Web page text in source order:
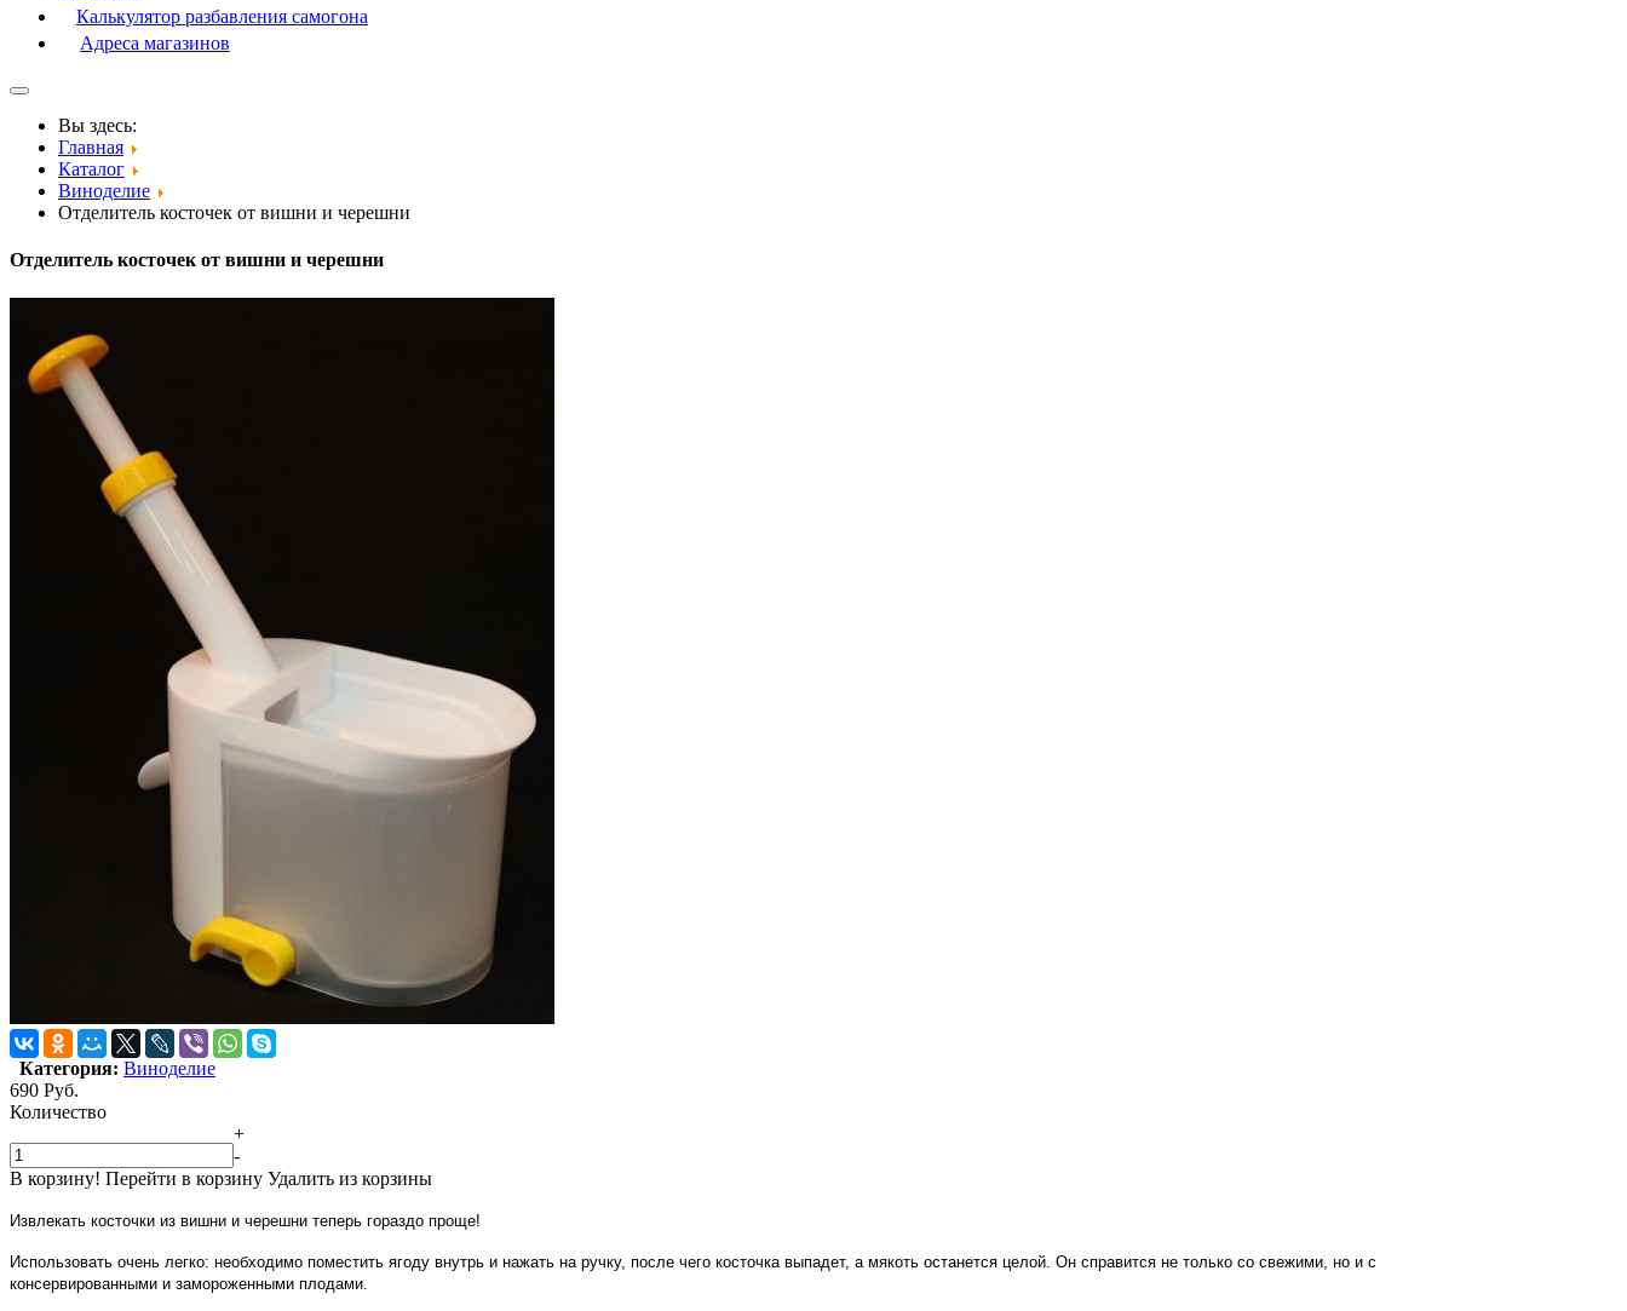
Калькулятор разбавления самогона
Адреса магазинов
Вы здесь:
Главная
Каталог
Виноделие
Отделитель косточек от вишни и черешни
Отделитель косточек от вишни и черешни
Категория: Виноделие
690 Руб.
Количество
+
-
В корзину! Перейти в корзину Удалить из корзины
Извлекать косточки из вишни и черешни теперь гораздо проще!
Использовать очень легко: необходимо поместить ягоду внутрь и нажать на ручку, после чего косточка выпадет, а мякоть останется целой. Он справится не только со свежими, но и с
консервированными и замороженными плодами.